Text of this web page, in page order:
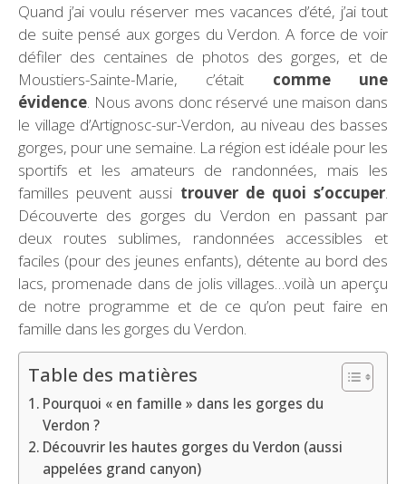
Quand j’ai voulu réserver mes vacances d’été, j’ai tout
de suite pensé aux gorges du Verdon. A force de voir
défiler des centaines de photos des gorges, et de
Moustiers-Sainte-Marie, c’était comme une
évidence. Nous avons donc réservé une maison dans
le village d’Artignosc-sur-Verdon, au niveau des basses
gorges, pour une semaine. La région est idéale pour les
sportifs et les amateurs de randonnées, mais les
familles peuvent aussi trouver de quoi s’occuper.
Découverte des gorges du Verdon en passant par
deux routes sublimes, randonnées accessibles et
faciles (pour des jeunes enfants), détente au bord des
lacs, promenade dans de jolis villages…voilà un aperçu
de notre programme et de ce qu’on peut faire en
famille dans les gorges du Verdon.
Table des matières
Pourquoi « en famille » dans les gorges du
Verdon ?
Découvrir les hautes gorges du Verdon (aussi
appelées grand canyon)